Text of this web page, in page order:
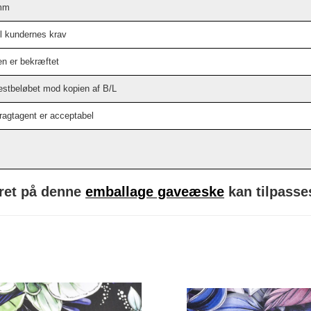
kundernes krav
er bekræftet
mod kopien af ​​B/L
er acceptabel
på denne emballage gaveæske kan